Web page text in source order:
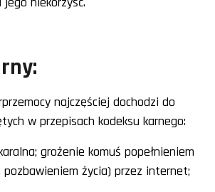
najczęściej dochodzi do
w przepisach kodeksu karnego:
grożenie komuś popełnieniem
życia) przez internet;